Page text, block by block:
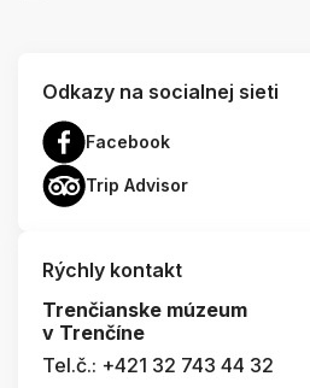
Odkazy na socialnej sieti
Facebook
Trip Advisor
Rýchly kontakt
Trenčianske múzeum
v Trenčíne
Tel.č.: +421 32 743 44 32